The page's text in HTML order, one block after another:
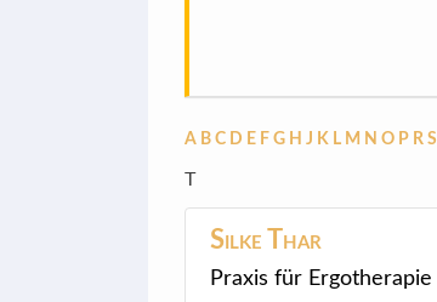
A B C D E F G H J K L M N O P R S
T
Silke Thar
Praxis für Ergotherapie